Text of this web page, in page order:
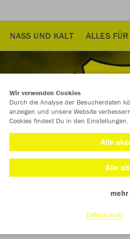
NASS UND KALT ALLES FÜR
Wir verwenden Cookies
Durch die Analyse der Besucherdaten
anzeigen und unsere Website
Cookies findest Du in den Einstellungen.
Alle
Alle
Datenschutz